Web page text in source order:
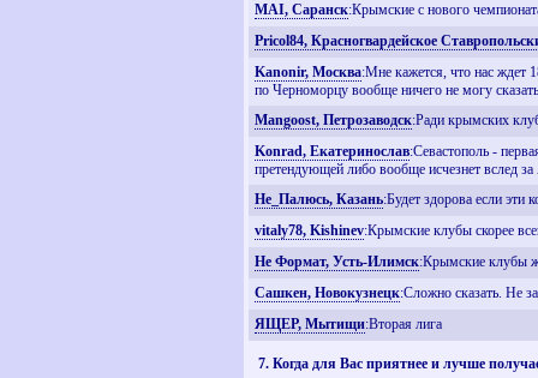
MAI, Саранск:Крымские с нового
Pricol84, Красногвардейское
Kanonir, Москва:Мне кажется, что нас ждет
по Черноморцу вообще ничего не могу
Mangoost, Петрозаводск:Ради крымских
Konrad, Екатеринослав:Севастополь -
претендующей либо вообще исчезнет вслед
Не_Палюсь, Казань:Будет здорова если
vitaly78, Kishinev:Крымские клубы скорее
Не Формат, Усть-Илимск:Крымские клубы
Сашкен, Новокузнецк:Сложно сказать. Не
ЯЩЕР, Мытищи:Вторая лига
7. Когда для Вас приятнее и лучше